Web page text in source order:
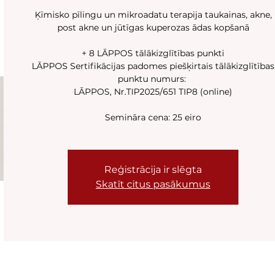
Ķīmisko pīlingu un mikroadatu terapija taukainas, akne,
post akne un jūtīgas kuperozas ādas kopšanā
+ 8 LĀPPOS tālākizglītības punkti
LĀPPOS Sertifikācijas padomes piešķirtais tālākizglītības
punktu numurs:
LĀPPOS, Nr.TIP2025/651 TIP8 (online)
Semināra cena: 25 eiro
Reģistrācija ir slēgta
Skatīt citus pasākumus